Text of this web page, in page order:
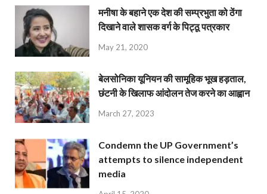
मनीषा के बहाने एक देश की सम्प्रभुता को ठेंगा
दिखाने वाले शासक वर्ग के पिट्ठू पत्रकार
May 21, 2020
बेलसोनिका यूनियन की सामूहिक भूख हड़ताल,
छंटनी के खिलाफ आंदोलन तेज करने का आह्वान
March 27, 2023
Condemn the UP Government’s
attempts to silence independent
media